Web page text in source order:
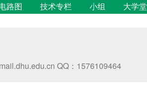
路图 技术专栏 小组 大学堂
QQ：1576109464